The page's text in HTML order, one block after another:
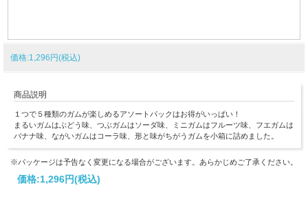
価格:1,296円(税込)
商品説明
１つで５種類のガムが楽しめるアソートパックはお得がいっぱい！
まるいガムはぶどう味、つぶガムはソーダ味、ミニガムはフルーツ味、フエガムは
バナナ味、ながいガムはコーラ味、形と味がちがうガムを小箱に詰めました。
※パッケージは予告なく変更になる場合がございます。あらかじめご了承ください。
価格:1,296円(税込)